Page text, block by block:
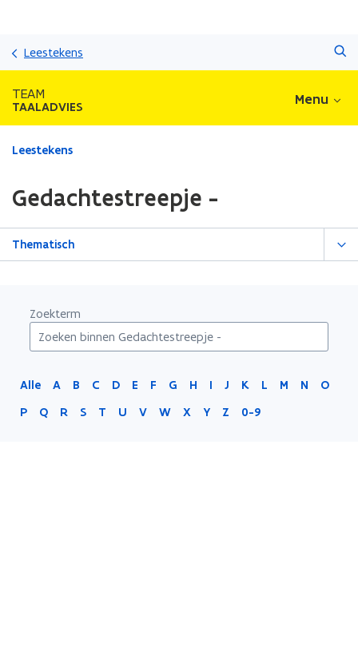
Leestekens
TEAM
TAALADVIES Menu
Gedaan
zich
op:
Gedachtestreepje
Leestekens
Gedachtestreepje -
Thematisch
Zoekterm
Alle A B C D E F G H I J K L M N
O
P
Q R S T U V W X Y Z 0-9